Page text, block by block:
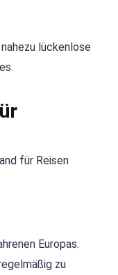
lückenlose
für Reisen
Europas.
zu